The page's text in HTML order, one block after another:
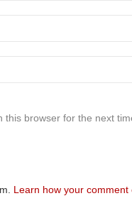
this browser for the next
Learn how your